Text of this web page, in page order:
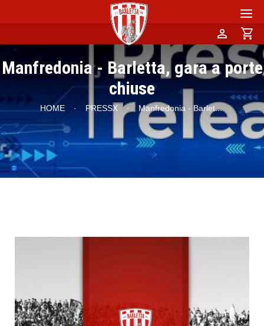
person shopping_cart
Manfredonia - Barletta, gara a porte
chiuse
HOME · PRESSX · Manfredonia - Barlet...